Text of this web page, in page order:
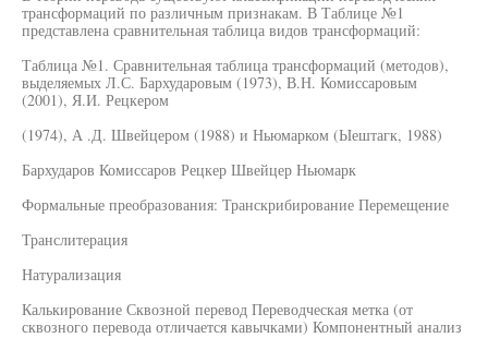
трансформаций по различным признакам. В Таблице №1
представлена сравнительная таблица видов трансформаций:
Таблица №1. Сравнительная таблица трансформаций (методов),
выделяемых Л.С. Бархударовым (1973), В.Н. Комиссаровым
(2001), Я.И. Рецкером
(1974), А .Д. Швейцером (1988) и Ньюмарком (Ыештагк, 1988)
Бархударов Комиссаров Рецкер Швейцер Ньюмарк
Формальные преобразования: Транскрибирование Перемещение
Транслитерация
Натурализация
Калькирование Сквозной перевод Переводческая метка (от
сквозного перевода отличается кавычками) Компонентный анализ